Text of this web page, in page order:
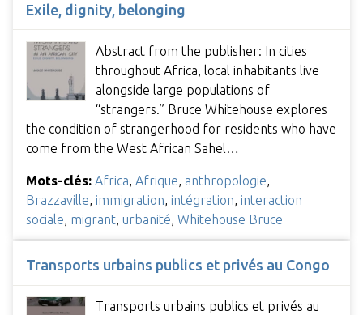
Exile, dignity, belonging
Abstract from the publisher: In cities
throughout Africa, local inhabitants live
alongside large populations of
“strangers.” Bruce Whitehouse explores
the condition of strangerhood for residents who have
come from the West African Sahel…
Mots-clés: Africa, Afrique, anthropologie,
Brazzaville, immigration, intégration, interaction
sociale, migrant, urbanité, Whitehouse Bruce
Transports urbains publics et privés au Congo
Transports urbains publics et privés au